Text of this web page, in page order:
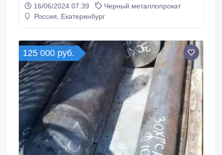
40 мм, остаток: 0, 047 т ГОСТ 4543-2016 ГОСТ
2590-2006, 120000 руб. с НДС * ООО МХ «Стали
16/06/2024 07:39
Черный металлопрокат
Россия, Екатеринбург
125 000 руб.